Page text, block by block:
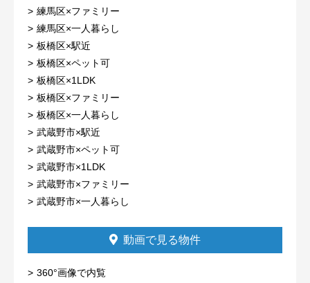
練馬区×ファミリー
練馬区×一人暮らし
板橋区×駅近
板橋区×ペット可
板橋区×1LDK
板橋区×ファミリー
板橋区×一人暮らし
武蔵野市×駅近
武蔵野市×ペット可
武蔵野市×1LDK
武蔵野市×ファミリー
武蔵野市×一人暮らし
動画で見る物件
360°画像で内覧